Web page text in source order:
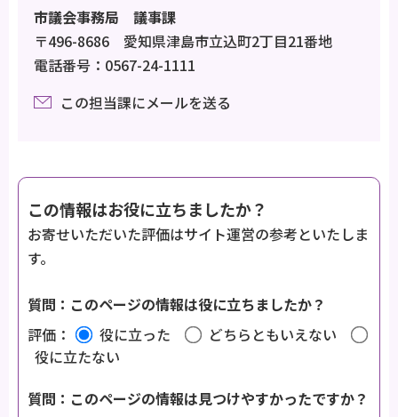
市議会事務局 議事課
〒496-8686 愛知県津島市立込町2丁目21番地
電話番号：0567-24-1111
この担当課にメールを送る
この情報はお役に立ちましたか？
お寄せいただいた評価はサイト運営の参考といたしま
す。
質問：このページの情報は役に立ちましたか？
評価：
役に立った
どちらともいえない
役に立たない
質問：このページの情報は見つけやすかったですか？